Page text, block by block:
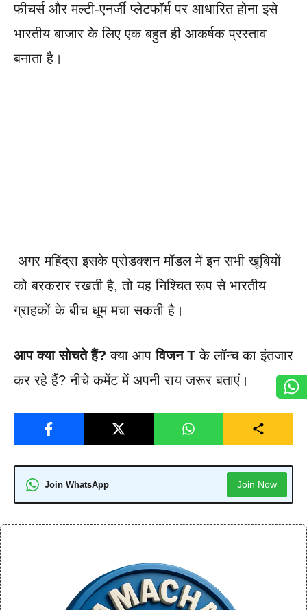
फीचर्स और मल्टी-एनर्जी प्लेटफॉर्म पर आधारित होना इसे
भारतीय बाजार के लिए एक बहुत ही आकर्षक प्रस्ताव
बनाता है।
अगर महिंद्रा इसके प्रोडक्शन मॉडल में इन सभी खूबियों
को बरकरार रखती है, तो यह निश्चित रूप से भारतीय
ग्राहकों के बीच धूम मचा सकती है।
आप क्या सोचते हैं? क्या आपविजन T के लॉन्च का इंतजार
कर रहे हैं? नीचे कमेंट में अपनी राय जरूर बताएं।
Join WhatsApp Join Now